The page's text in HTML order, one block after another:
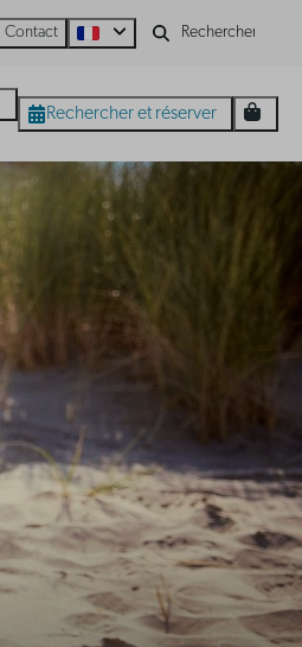
Contact
Rechercher et réserver